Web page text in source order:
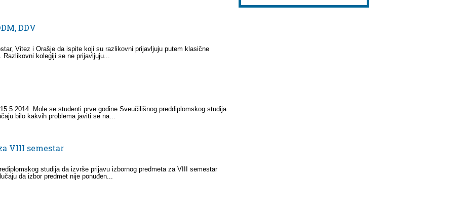
DDV
Vitez i Orašje da ispite koji su razlikovni prijavljuju putem klasične
kolegiji se ne prijavljuju...
Mole se studenti prve godine Sveučilišnog preddiplomskog studija
bilo kakvih problema javiti se na...
VIII semestar
studija da izvrše prijavu izbornog predmeta za VIII semestar
da izbor predmet nije ponuđen...